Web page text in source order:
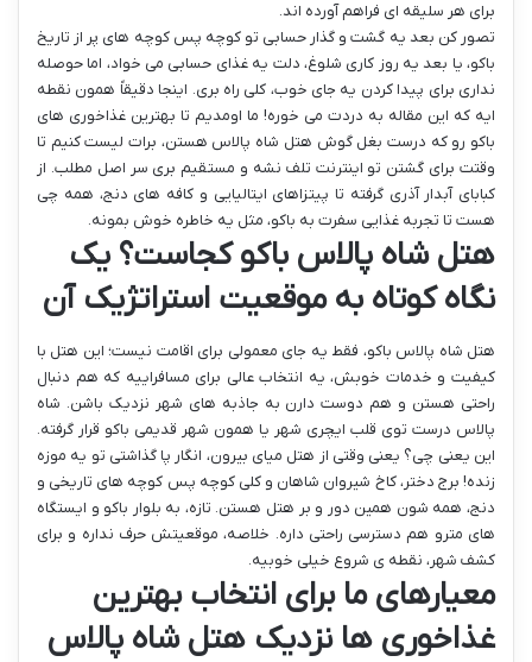
برای هر سلیقه ای فراهم آورده اند.
تصور کن بعد یه گشت و گذار حسابی تو کوچه پس کوچه های پر از تاریخ
باکو، یا بعد یه روز کاری شلوغ، دلت یه غذای حسابی می خواد، اما حوصله
نداری برای پیدا کردن یه جای خوب، کلی راه بری. اینجا دقیقاً همون نقطه
ایه که این مقاله به دردت می خوره! ما اومدیم تا بهترین غذاخوری های
باکو رو که درست بغل گوش هتل شاه پالاس هستن، برات لیست کنیم تا
وقتت برای گشتن تو اینترنت تلف نشه و مستقیم بری سر اصل مطلب. از
کبابای آبدار آذری گرفته تا پیتزاهای ایتالیایی و کافه های دنج، همه چی
هست تا تجربه غذایی سفرت به باکو، مثل یه خاطره خوش بمونه.
هتل شاه پالاس باکو کجاست؟ یک
نگاه کوتاه به موقعیت استراتژیک آن
هتل شاه پالاس باکو، فقط یه جای معمولی برای اقامت نیست؛ این هتل با
کیفیت و خدمات خوبش، یه انتخاب عالی برای مسافراییه که هم دنبال
راحتی هستن و هم دوست دارن به جاذبه های شهر نزدیک باشن. شاه
پالاس درست توی قلب ایچری شهر یا همون شهر قدیمی باکو قرار گرفته.
این یعنی چی؟ یعنی وقتی از هتل میای بیرون، انگار پا گذاشتی تو یه موزه
زنده! برج دختر، کاخ شیروان شاهان و کلی کوچه پس کوچه های تاریخی و
دنج، همه شون همین دور و بر هتل هستن. تازه، به بلوار باکو و ایستگاه
های مترو هم دسترسی راحتی داره. خلاصه، موقعیتش حرف نداره و برای
کشف شهر، نقطه ی شروع خیلی خوبیه.
معیارهای ما برای انتخاب بهترین
غذاخوری ها نزدیک هتل شاه پالاس